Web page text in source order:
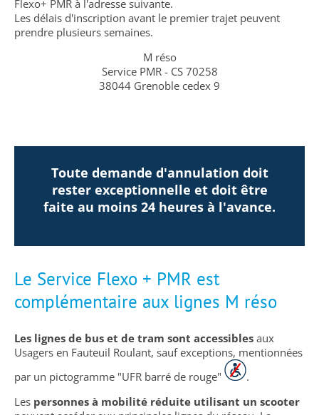
Flexo+ PMR à l'adresse suivante.
Les délais d'inscription avant le premier trajet peuvent
prendre plusieurs semaines.
M réso
Service PMR - CS 70258
38044 Grenoble cedex 9
Toute demande d'annulation doit
rester exceptionnelle et doit être
faite au moins 24 heures à l'avance.
Le Service Flexo + PMR est
complémentaire aux lignes M réso
Les lignes de bus et de tram sont accessibles aux
Usagers en Fauteuil Roulant, sauf exceptions, mentionnées
par un pictogramme "UFR barré de rouge"
.
Les personnes à mobilité réduite utilisant un scooter